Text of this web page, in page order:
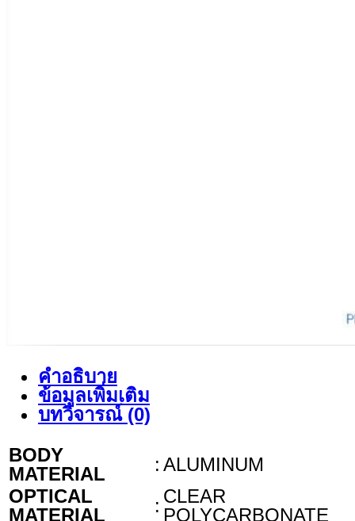
คำอธิบาย
ข้อมูลเพิ่มเติม
บทวิจารณ์ (0)
BODY
MATERIAL
: ALUMINUM
OPTICAL
MATERIAL
: CLEAR
POLYCARBONATE